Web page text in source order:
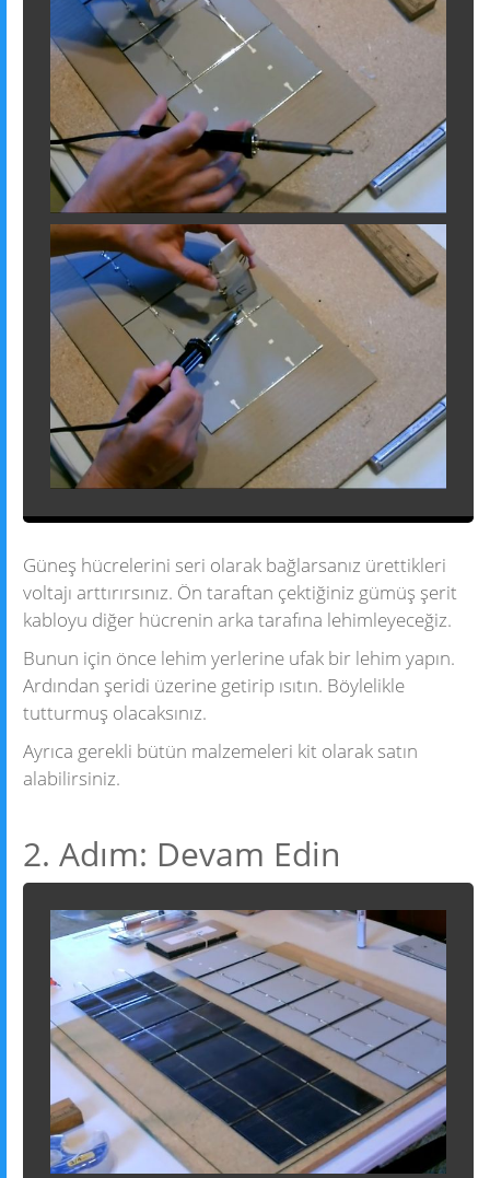
Güneş hücrelerini seri olarak bağlarsanız ürettikleri
voltajı arttırırsınız. Ön taraftan çektiğiniz gümüş şerit
kabloyu diğer hücrenin arka tarafına lehimleyeceğiz.
Bunun için önce lehim yerlerine ufak bir lehim yapın.
Ardından şeridi üzerine getirip ısıtın. Böylelikle
tutturmuş olacaksınız.
Ayrıca gerekli bütün malzemeleri kit olarak satın
alabilirsiniz.
2. Adım: Devam Edin